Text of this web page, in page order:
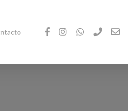
facebookinstagramwhatsapp
phone email